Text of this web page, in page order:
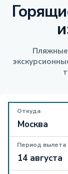
Откуда
Период вылета